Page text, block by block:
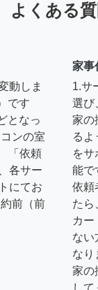
よくある
動しま
です
となっ
ンの室
「依頼
各サー
にてお
前（前
家事
1.サ
選び
家の
る
を
能で
依頼
たら
カ
ない
なり
家の